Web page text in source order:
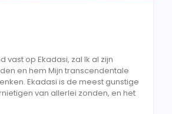
vast op Ekadasi, zal lk al zijn
en hem Mijn transcendentale
Ekadasi is de meest gunstige
van allerlei zonden, en het